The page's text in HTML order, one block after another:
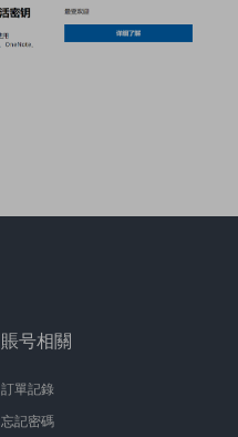
賬号相關
訂單記錄
忘記密碼